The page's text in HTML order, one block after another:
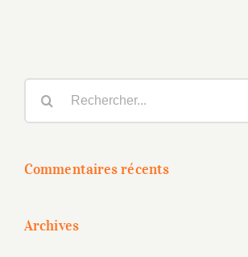
Commentaires récents
Archives